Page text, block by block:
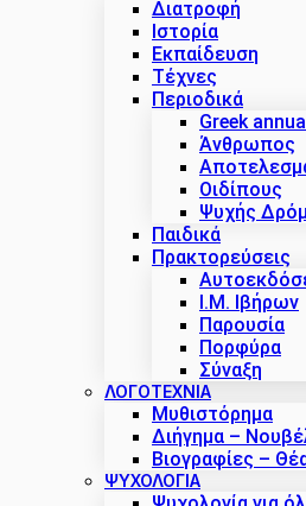
Διατροφή
Ιστορία
Εκπαίδευση
Τέχνες
Περιοδικά
Greek
Άνθρωπος
Οιδίπους
Ψυχής
Παιδικά
Πρακτoρεύσεις
Ι.Μ. Ιβήρων
Παρουσία
Πορφύρα
Σύναξη
ΛΟΓΟΤΕΧΝΙΑ
Μυθιστόρημα
Διήγημα –
Βιογραφίες –
ΨΥΧΟΛΟΓΙΑ